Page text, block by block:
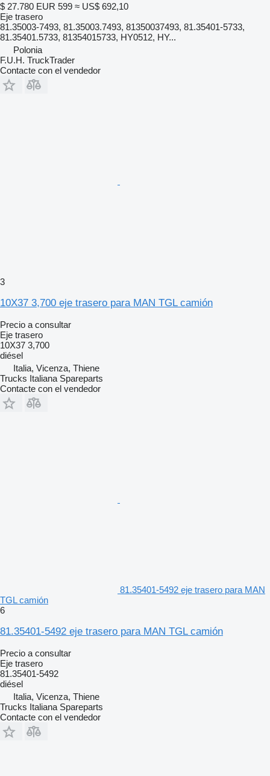
$ 27.780 EUR 599 ≈ US$ 692,10
Eje trasero
81.35003-7493, 81.35003.7493, 81350037493, 81.35401-5733,
81.35401.5733, 81354015733, HY0512, HY...
Polonia
F.U.H. TruckTrader
Contacte con el vendedor
3
10X37 3,700 eje trasero para MAN TGL camión
Precio a consultar
Eje trasero
10X37 3,700
diésel
Italia, Vicenza, Thiene
Trucks Italiana Spareparts
Contacte con el vendedor
81.35401-5492 eje trasero para MAN
TGL camión
6
81.35401-5492 eje trasero para MAN TGL camión
Precio a consultar
Eje trasero
81.35401-5492
diésel
Italia, Vicenza, Thiene
Trucks Italiana Spareparts
Contacte con el vendedor